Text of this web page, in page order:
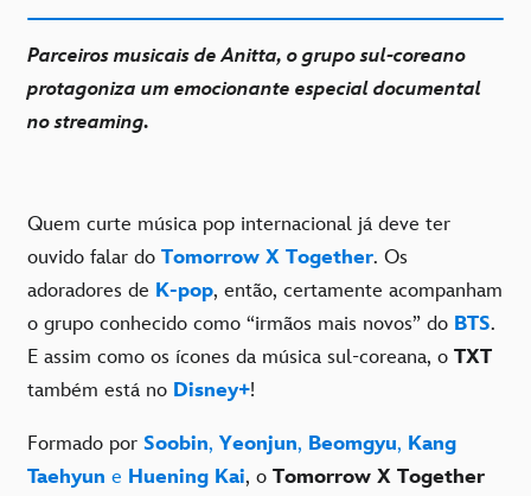
Parceiros musicais de Anitta, o grupo sul-coreano
protagoniza um emocionante especial documental
no streaming.
Quem curte música pop internacional já deve ter
ouvido falar do Tomorrow X Together. Os
adoradores de K-pop, então, certamente acompanham
o grupo conhecido como “irmãos mais novos” do BTS.
E assim como os ícones da música sul-coreana, o TXT
também está no Disney+!
Formado por Soobin, Yeonjun, Beomgyu, Kang
Taehyun e Huening Kai, o Tomorrow X Together